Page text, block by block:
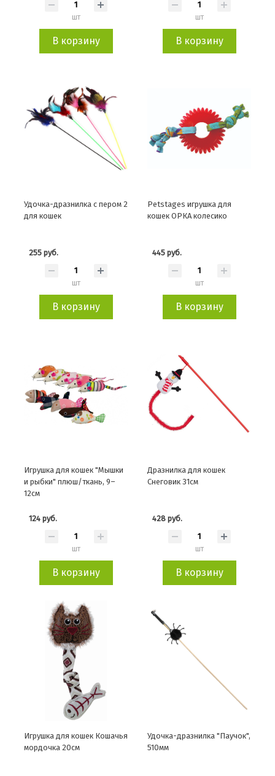
шт
В корзину
шт
В корзину
Удочка-дразнилка с пером 2
для кошек
255 руб.
шт
В корзину
Petstages игрушка для
кошек ОРКА колесико
445 руб.
шт
В корзину
Игрушка для кошек "Мышки
и рыбки" плюш/ткань, 9–
12см
124 руб.
шт
В корзину
Дразнилка для кошек
Снеговик 31см
428 руб.
шт
В корзину
Игрушка для кошек Кошачья
мордочка 20см
Удочка-дразнилка "Паучок",
510мм